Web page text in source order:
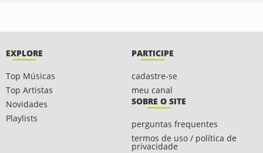
EXPLORE
Top Músicas
Top Artistas
Novidades
Playlists
PARTICIPE
cadastre-se
meu canal
SOBRE O SITE
perguntas frequentes
termos de uso / política de
privacidade